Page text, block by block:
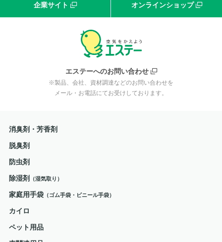
企業サイト オンラインショップ
エステーへのお問い合わせ
※製品、会社、資材調達などのお問い合わせを
メール・お電話にてお受けしております。
消臭剤・芳香剤
脱臭剤
防虫剤
除湿剤 （湿気取り）
家庭用手袋（ゴム手袋・ビニール手袋）
カイロ
ペット用品